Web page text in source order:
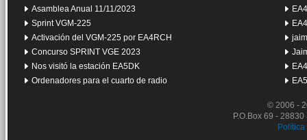
Asamblea Anual 11/11/2023
Sprint VGM-225
Activación del VGM-225 por EA4RCH
Concurso SPRINT VGE 2023
Nos visitó la estación EA5DK
Ordenadores para el cuarto de radio
© 2006 -
P.O.Box 69 -